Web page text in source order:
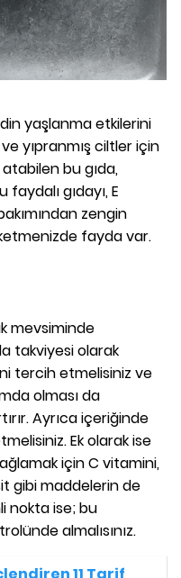
yaşlanma etkilerini
yıpranmış ciltler için
bu gıda,
gıdayı, E
zengin
fayda var.
mevsiminde
takviyesi olarak
tercih etmelisiniz ve
olması da
Ayrıca içeriğinde
Ek olarak ise
için C vitamini,
gibi maddelerin de
nokta ise; bu
almalısınız.
11 Tarif